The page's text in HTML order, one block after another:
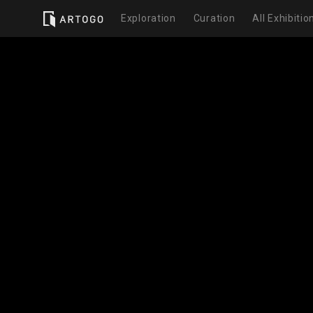
Exploration Curation All